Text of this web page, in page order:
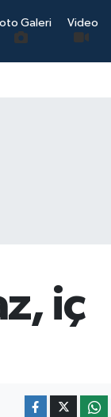
Galeri Video
iç